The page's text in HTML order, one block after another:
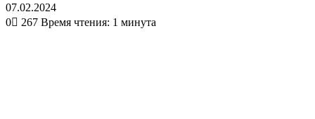
07.02.2024
0
267 Время чтения: 1 минута